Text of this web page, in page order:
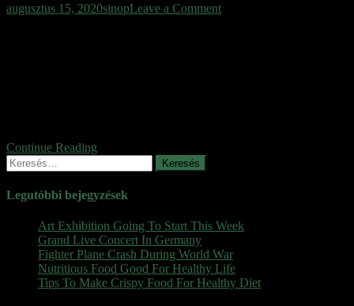
augusztus 15, 2020sinopLeave a Commenton
Continue Reading
Keresés:
Legutóbbi bejegyzések
Art Exhibition Going To Start This Week
Grand Live Concert In Germany
Fighter Plane Crash During World War
Nutritious Food Good For Healthy Life
Tips To Make Crispy Food For Healthy Diet